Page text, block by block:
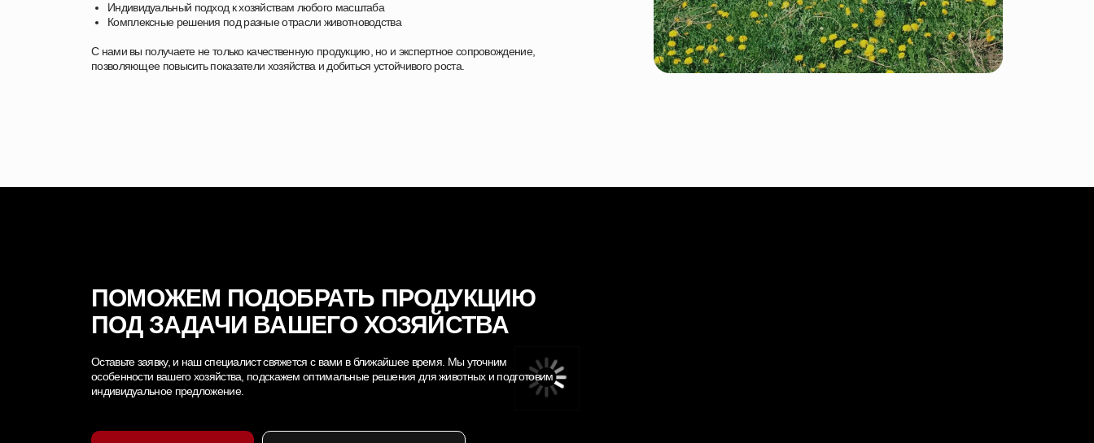
Индивидуальный подход к хозяйствам любого масштаба
Комплексные решения под разные отрасли животноводства
С нами вы получаете не только качественную продукцию, но и экспертное сопровождение,
позволяющее повысить показатели хозяйства и добиться устойчивого роста.
Оставьте заявку, и наш специалист свяжется с вами в ближайшее время. Мы уточним
особенности вашего хозяйства, подскажем оптимальные решения для животных и подготовим
индивидуальное предложение.
ПОМОЖЕМ ПОДОБРАТЬ ПРОДУКЦИЮ
ПОД ЗАДАЧИ ВАШЕГО ХОЗЯЙСТВА